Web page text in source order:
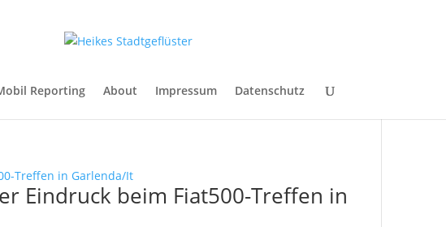
Reporting About Impressum Datenschutz
Eindruck beim Fiat500-Treffen in